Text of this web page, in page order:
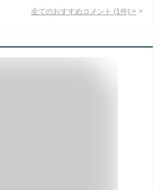
全てのおすすめコメント (1 件) >